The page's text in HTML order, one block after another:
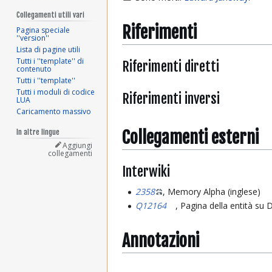
Riferimenti
Riferimenti diretti
Riferimenti inversi
Collegamenti esterni
Interwiki
2358
, Memory Alpha (inglese)
Q12164
, Pagina della entità su
Annotazioni
Collegamenti utili vari
Pagina speciale
''version''
Lista di pagine utili
Tutti i ''template'' di
contenuto
Tutti i ''template''
Tutti i moduli di codice
LUA
Caricamento massivo
In altre lingue
Aggiungi
collegamenti